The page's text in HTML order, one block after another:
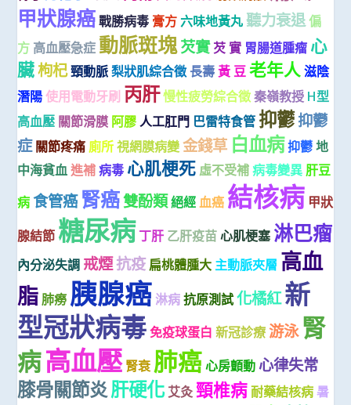
甲狀腺癌 戰勝病毒 膏方 六味地黃丸 聽力衰退偏
方 高血壓急症 動脈斑塊芡實 芡 實 胃腸道腫瘤 心
臟枸杞頸動脈 梨狀肌綜合徵長壽 黃 豆 老年人 滋陰
潛陽 使用電動牙刷 丙肝慢性疲勞綜合徵 秦嶺教授 H型
高血壓 關節滑膜 阿膠 人工肛門 巴雷特食管 抑鬱抑鬱
症 關節疼痛 廁所 視網膜病變 金錢草 白血病抑鬱 地
中海貧血 進補 病毒 心肌梗死 虛不受補 病毒變異 肝豆
病 食管癌 腎癌雙酚類絕經 血癌 結核病 甲狀
腺結節 糖尿病 丁肝 乙肝疫苗 心肌梗塞 淋巴瘤
內分泌失調 戒煙抗疫 扁桃體腫大 主動脈夾層 高血
脂 肺癆 胰腺癌 淋病 抗原測試化橘紅新
型冠狀病毒 免疫球蛋白 新冠診療 游泳 腎
病高血壓 腎衰 肺癌 心房顫動 心律失常
膝骨關節炎肝硬化 艾灸 頸椎病 耐藥結核病 暑